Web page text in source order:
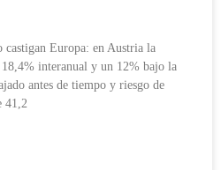
Europa: en Austria la
18,4% interanual y un 12% bajo la
antes de tiempo y riesgo de
41,2